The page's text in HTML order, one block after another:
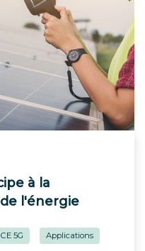
à la
l'énergie
5G Applications